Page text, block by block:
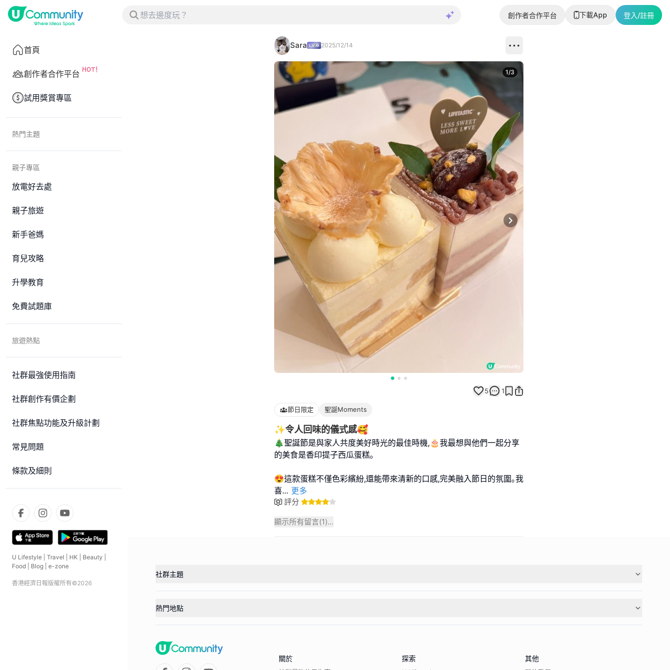
創作者合作平台 下載App 登入/註冊
首頁
創作者合作平台
試用獎賞專區
熱門主題
親子專區
放電好去處
親子旅遊
新手爸媽
育兒攻略
升學教育
免費試題庫
旅遊熱點
社群最強使用指南
社群創作有價企劃
社群焦點功能及升級計劃
常見問題
條款及細則
U Lifestyle Travel HK Beauty
Food
Blog e-zone
香港經濟日報版權所有©2026
Sara 2025/12/14
Next slide
1/3
5 1
節日限定 聖誕Moments
✨令人回味的儀式感🥰
🎄聖誕節是與家人共度美好時光的最佳時機,🎂我最想與他們一起分享
的美食是香印提子西瓜蛋糕｡
😍這款蛋糕不僅色彩繽紛,還能帶來清新的口感,完美融入節日的氛圍｡我
喜... 更多
評分
顯示所有留言(1)...
社群主題
熱門地點
關於 探索 其他